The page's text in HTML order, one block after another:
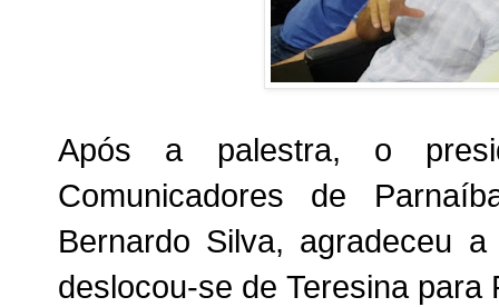
Após a palestra, o
Comunicadores de
Bernardo Silva, agradeceu
deslocou-se de Teresina